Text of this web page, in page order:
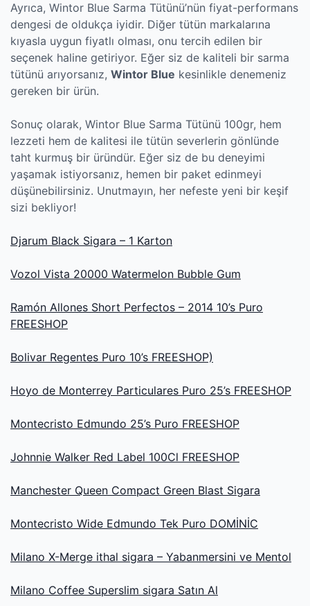
Ayrıca, Wintor Blue Sarma Tütünü’nün fiyat-performans
dengesi de oldukça iyidir. Diğer tütün markalarına
kıyasla uygun fiyatlı olması, onu tercih edilen bir
seçenek haline getiriyor. Eğer siz de kaliteli bir sarma
tütünü arıyorsanız, Wintor Blue kesinlikle denemeniz
gereken bir ürün.
Sonuç olarak, Wintor Blue Sarma Tütünü 100gr, hem
lezzeti hem de kalitesi ile tütün severlerin gönlünde
taht kurmuş bir üründür. Eğer siz de bu deneyimi
yaşamak istiyorsanız, hemen bir paket edinmeyi
düşünebilirsiniz. Unutmayın, her nefeste yeni bir keşif
sizi bekliyor!
Djarum Black Sigara – 1 Karton
Vozol Vista 20000 Watermelon Bubble Gum
Ramón Allones Short Perfectos – 2014 10’s Puro
FREESHOP
Bolivar Regentes Puro 10’s FREESHOP)
Hoyo de Monterrey Particulares Puro 25’s FREESHOP
Montecristo Edmundo 25’s Puro FREESHOP
Johnnie Walker Red Label 100Cl FREESHOP
Manchester Queen Compact Green Blast Sigara
Montecristo Wide Edmundo Tek Puro DOMİNİC
Milano X-Merge ithal sigara – Yabanmersini ve Mentol
Milano Coffee Superslim sigara Satın Al